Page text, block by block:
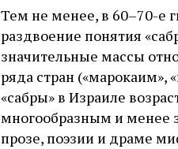
Тем не менее, в 60–70-е
раздвоение понятия
значительные массы
ряда стран («марокаим»,
«сабры» в Израиле
многообразным и менее
прозе, поэзии и драме